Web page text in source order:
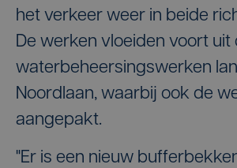
het verkeer weer in beide
De werken vloeiden voort uit
waterbeheersingswerken
Noordlaan, waarbij ook de
aangepakt.
"Er is een nieuw